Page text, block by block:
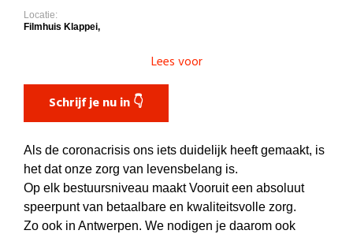
Locatie:
Filmhuis Klappei,
Lees voor
Schrijf je nu in 👇
Als de coronacrisis ons iets duidelijk heeft gemaakt, is
het dat onze zorg van levensbelang is.
Op elk bestuursniveau maakt Vooruit een absoluut
speerpunt van betaalbare en kwaliteitsvolle zorg.
Zo ook in Antwerpen. We nodigen je daarom ook